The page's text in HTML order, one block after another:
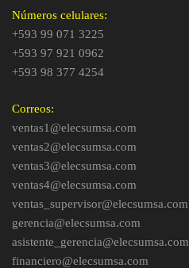
Números celulares:
+593 99 071 3225
+593 97 921 0962
+593 98 377 4254
Correos:
ventas1@elecsumsa.com
ventas2@elecsumsa.com
ventas3@elecsumsa.com
ventas4@elecsumsa.com
ventas_supervisor@elecsumsa.com
gerencia@elecsumsa.com
asistente_gerencia@elecsumsa.com
financiero@elecsumsa.com